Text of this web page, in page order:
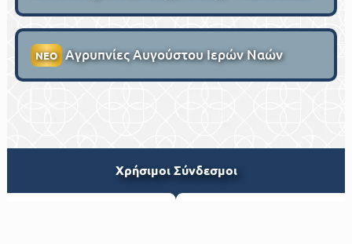
ΝΕΟ Αγρυπνίες Αυγούστου Ιερών Ναών
Xρήσιμοι Σύνδεσμοι